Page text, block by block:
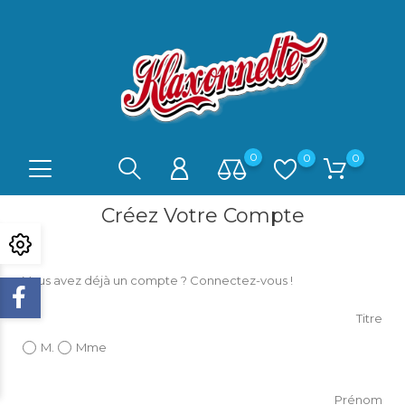
0 0 0
Créez Votre Compte
Vous avez déjà un compte ? Connectez-vous !
Titre
M.
Mme
Prénom